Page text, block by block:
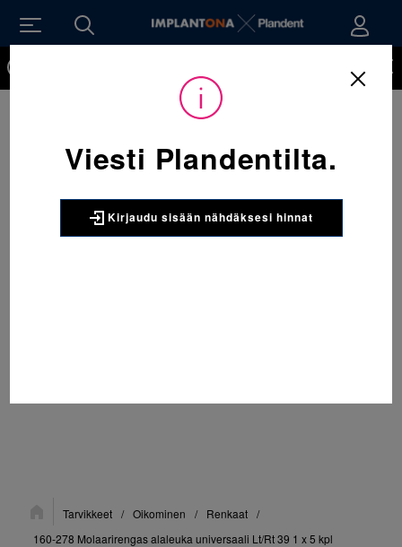
Sijainti:Tarvikkeet / Oikominen / Renkaat /
160-278 Molaarirengas alaleuka universaali Lt/Rt 39 1 x 5 kpl
Viesti Plandentilta.
Kirjaudu sisään nähdäksesi hinnat